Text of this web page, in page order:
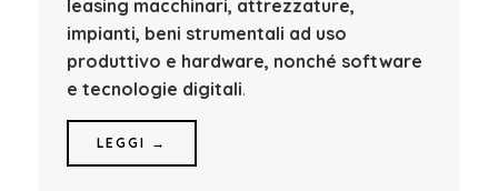
leasing macchinari, attrezzature,
impianti, beni strumentali ad uso
produttivo e hardware, nonché software
e tecnologie digitali.
LEGGI →